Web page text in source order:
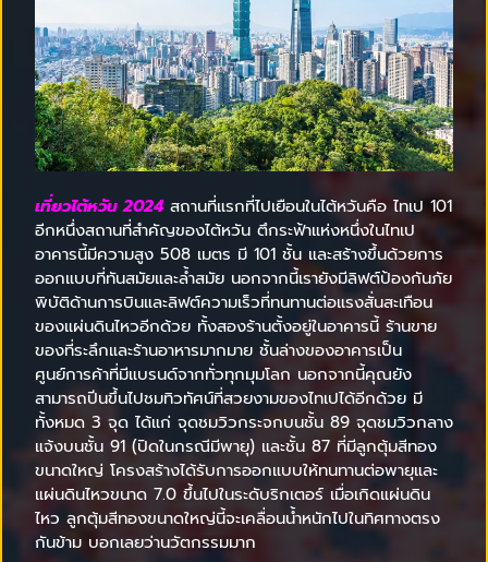
เที่ยวไต้หวัน 2024สถานที่แรกที่ไปเยือนในไต้หวันคือ ไทเป 101
อีกหนึ่งสถานที่สำคัญของไต้หวัน ตึกระฟ้าแห่งหนึ่งในไทเป
อาคารนี้มีความสูง 508 เมตร มี 101 ชั้น และสร้างขึ้นด้วยการ
ออกแบบที่ทันสมัยและล้ำสมัย นอกจากนี้เรายังมีลิฟต์ป้องกันภัย
พิบัติด้านการบินและลิฟต์ความเร็วที่ทนทานต่อแรงสั่นสะเทือน
ของแผ่นดินไหวอีกด้วย ทั้งสองร้านตั้งอยู่ในอาคารนี้ ร้านขาย
ของที่ระลึกและร้านอาหารมากมาย ชั้นล่างของอาคารเป็น
ศูนย์การค้าที่มีแบรนด์จากทั่วทุกมุมโลก นอกจากนี้คุณยัง
สามารถปีนขึ้นไปชมทิวทัศน์ที่สวยงามของไทเปได้อีกด้วย มี
ทั้งหมด 3 จุด ได้แก่ จุดชมวิวกระจกบนชั้น 89 จุดชมวิวกลาง
แจ้งบนชั้น 91 (ปิดในกรณีมีพายุ) และชั้น 87 ที่มีลูกตุ้มสีทอง
ขนาดใหญ่ โครงสร้างได้รับการออกแบบให้ทนทานต่อพายุและ
แผ่นดินไหวขนาด 7.0 ขึ้นไปในระดับริกเตอร์ เมื่อเกิดแผ่นดิน
ไหว ลูกตุ้มสีทองขนาดใหญ่นี้จะเคลื่อนน้ำหนักไปในทิศทางตรง
กันข้าม บอกเลยว่านวัตกรรมมาก